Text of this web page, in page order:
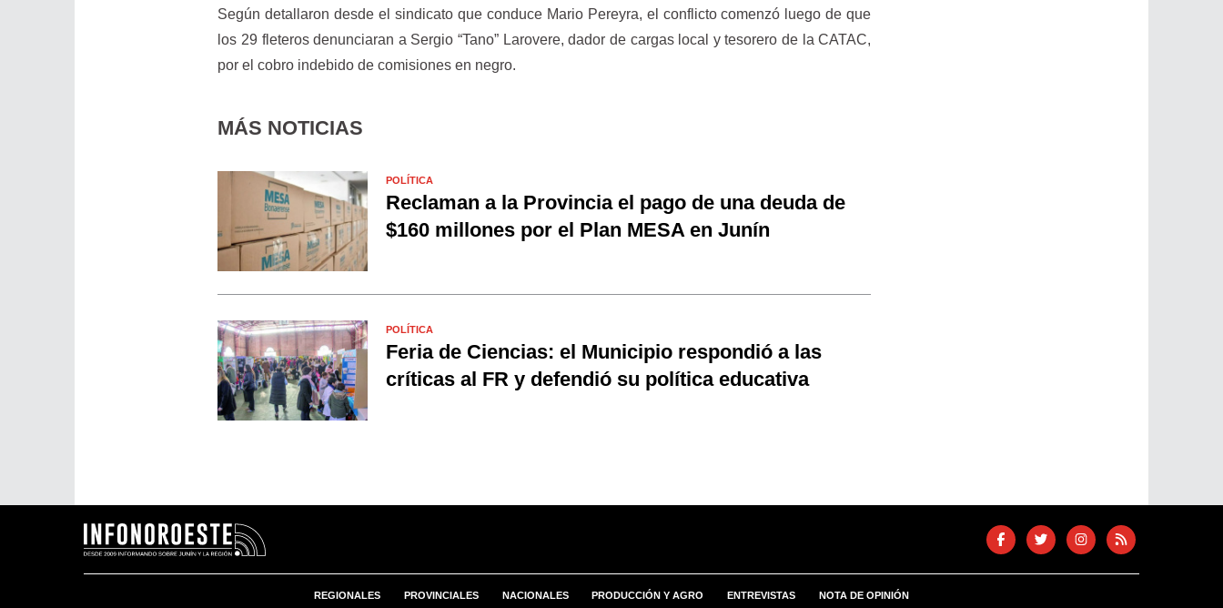
Según detallaron desde el sindicato que conduce Mario Pereyra, el conflicto comenzó luego de que
los 29 fleteros denunciaran a Sergio “Tano” Larovere, dador de cargas local y tesorero de la CATAC,
por el cobro indebido de comisiones en negro.
MÁS NOTICIAS
POLÍTICA
Reclaman a la Provincia el pago de una deuda de
$160 millones por el Plan MESA en Junín
POLÍTICA
Feria de Ciencias: el Municipio respondió a las
críticas al FR y defendió su política educativa
REGIONALES PROVINCIALES NACIONALES PRODUCCIÓN Y AGRO ENTREVISTAS NOTA DE OPINIÓN